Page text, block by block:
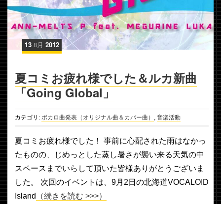
13 8月 2012
夏コミお疲れ様でした＆ルカ新曲
「Going Global」
カテゴリ: ボカロ曲発表（オリジナル曲＆カバー曲） 音楽活動
夏コミお疲れ様でした！ 事前に心配された雨はなかっ
たものの、じめっとした蒸し暑さが襲い来る天気の中
スペースまでいらして頂いた皆様ありがとうございま
した。 次回のイベントは、9月2日の北海道VOCALOID
Island
（続きを読む >>>）